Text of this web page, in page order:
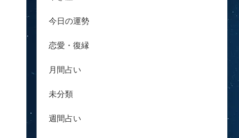
今日の運勢
恋愛・復縁
月間占い
未分類
週間占い